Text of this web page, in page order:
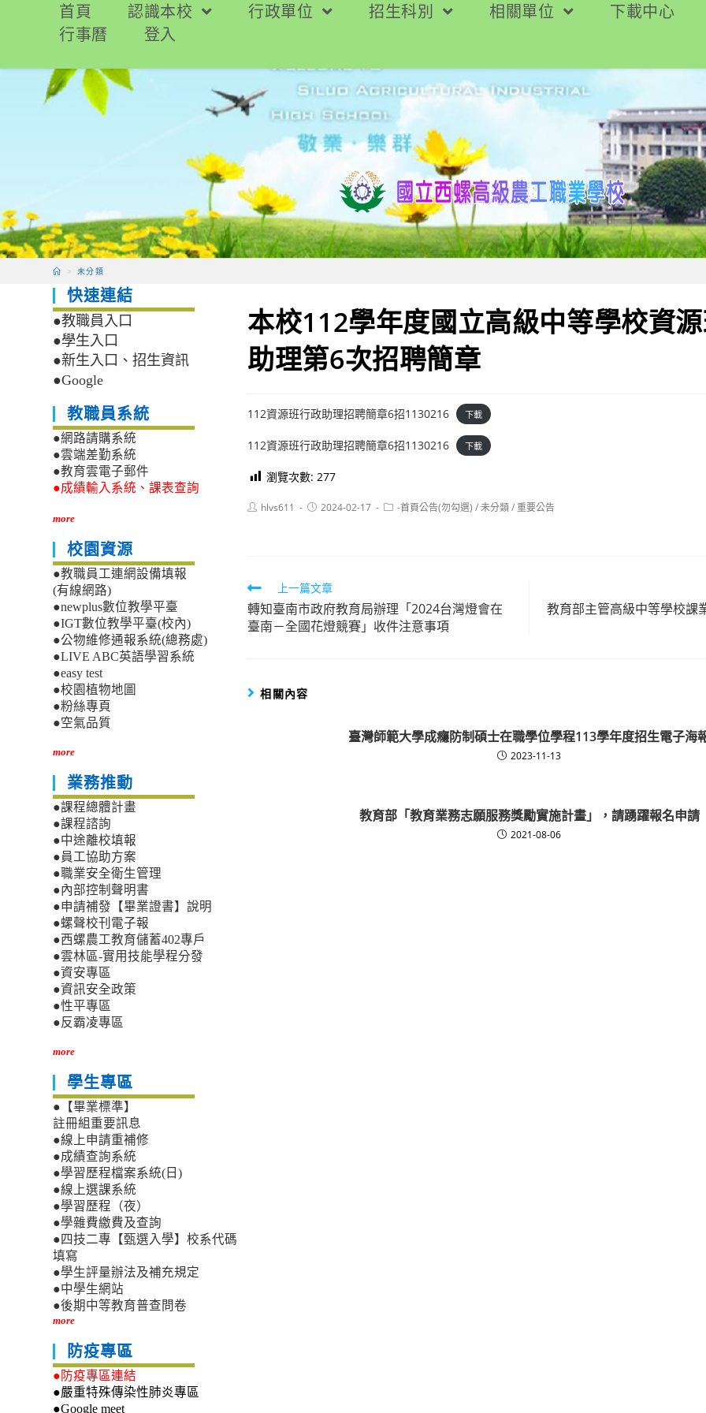
要
首頁 認識本校 行政單位 招生科別 相關單位
下載中心
行事曆
登入
> 未分類
本校112學年度國立高級中等學校資
助理第6次招聘簡章
112資源班行政助理招聘簡章6招1130216 下載
112資源班行政助理招聘簡章6招1130216 下載
瀏覽次數: 277
Posthlvs611
Post2024-02-17
Post-首頁公告(勿勾選) /未分類/重要公告
Read
more
articles
上一篇文章
轉知臺南市政府教育局辦理「2024台灣燈會在
臺南－全國花燈競賽」收件注意事項
教育部主管高級中等學校課
相關內容
臺灣師範大學成癮防制碩士在職學位學程113學年度招生電子海
2023-11-13
教育部「教育業務志願服務獎勵實施計畫」，請踴躍報名申請
2021-08-06
快速連結
●教職員入口
●學生入口
●新生入口、招生資訊
●Google
教職員系統
●網路請購系統
●雲端差勤系統
●教育雲電子郵件
●成績輸入系統、課表查詢
more
校園資源
●教職員工連網設備填報
(有線網路)
●newplus數位教學平臺
●IGT數位教學平臺(校內)
●公物維修通報系統(總務處)
●LIVE ABC英語學習系統
●easy test
●校園植物地圖
●粉絲專頁
●空氣品質
more
業務推動
●課程總體計畫
●課程諮詢
●中途離校填報
●員工協助方案
●職業安全衛生管理
●內部控制聲明書
●申請補發【畢業證書】說明
●螺聲校刊電子報
●西螺農工教育儲蓄402專戶
●雲林區-實用技能學程分發
●資安專區
●資訊安全政策
●性平專區
●反霸凌專區
more
學生專區
●【畢業標準】
註冊組重要訊息
●線上申請重補修
●成績查詢系統
●學習歷程檔案系統(日)
●線上選課系統
●學習歷程（夜）
●學雜費繳費及查詢
●四技二專【甄選入學】校系代碼
填寫
●學生評量辦法及補充規定
●中學生網站
●後期中等教育普查問卷
more
防疫專區
●防疫專區連結
●嚴重特殊傳染性肺炎專區
●Google meet